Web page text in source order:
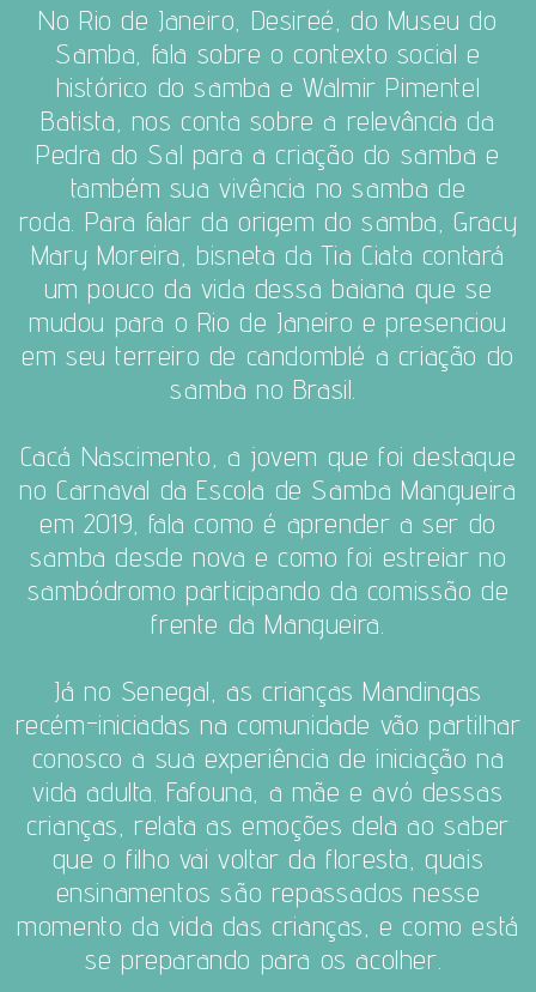
No Rio de Janeiro, Desireé, do Museu do
Samba, fala sobre o contexto social e
histórico do samba e Walmir Pimentel
Batista, nos conta sobre a relevância da
Pedra do Sal para a criação do samba e
também sua vivência no samba de
roda. Para falar da origem do samba, Gracy
Mary Moreira, bisneta da Tia Ciata contará
um pouco da vida dessa baiana que se
mudou para o Rio de Janeiro e presenciou
em seu terreiro de candomblé a criação do
samba no Brasil.
Cacá Nascimento, a jovem que foi destaque
no Carnaval da Escola de Samba Mangueira
em 2019, fala como é aprender a ser do
samba desde nova e como foi estreiar no
sambódromo participando da comissão de
frente da Mangueira.
Já no Senegal, as crianças Mandingas
recém-iniciadas na comunidade vão partilhar
conosco a sua experiência de iniciação na
vida adulta. Fafouna, a mãe e avó dessas
crianças, relata as emoções dela ao saber
que o filho vai voltar da floresta, quais
ensinamentos são repassados nesse
momento da vida das crianças, e como está
se preparando para os acolher.